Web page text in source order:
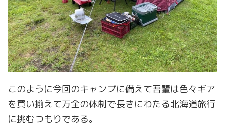
このように今回のキャンプに備えて吾輩は色々ギア
を買い揃えて万全の体制で長きにわたる北海道旅行
に挑むつもりである。